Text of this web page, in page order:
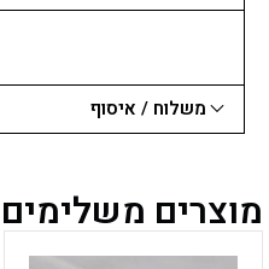
משלוח / איסוף
מוצרים משלימים